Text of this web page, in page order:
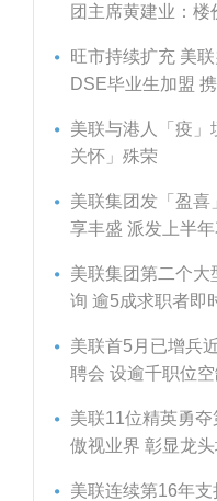
团主席黄建业：
旺市持续扩充 美
DSE毕业生加盟
美联与港人「疫」
关怀」殊荣
美联集团发「盈喜
享丰盛 派发上半
美联集团第二个大
询 逾5成求职者即
美联首5月已增兵
聘会 设逾千职位空
美联11位精英勇
傲视业界 彰显龙
美联连续第16年